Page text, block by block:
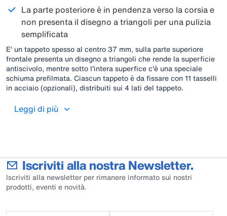
La parte posteriore è in pendenza verso la corsia e
non presenta il disegno a triangoli per una pulizia
semplificata
E' un tappeto spesso al centro 37 mm, sulla parte superiore
frontale presenta un disegno a triangoli che rende la superficie
antiscivolo, mentre sotto l'intera superfice c'è una speciale
schiuma prefilmata. Ciascun tappeto è da fissare con 11 tasselli
in acciaio (opzionali), distribuiti sui 4 lati del tappeto.
Leggi di più
Iscriviti alla nostra Newsletter.
Iscriviti alla newsletter per rimanere informato sui nostri
prodotti, eventi e novità.